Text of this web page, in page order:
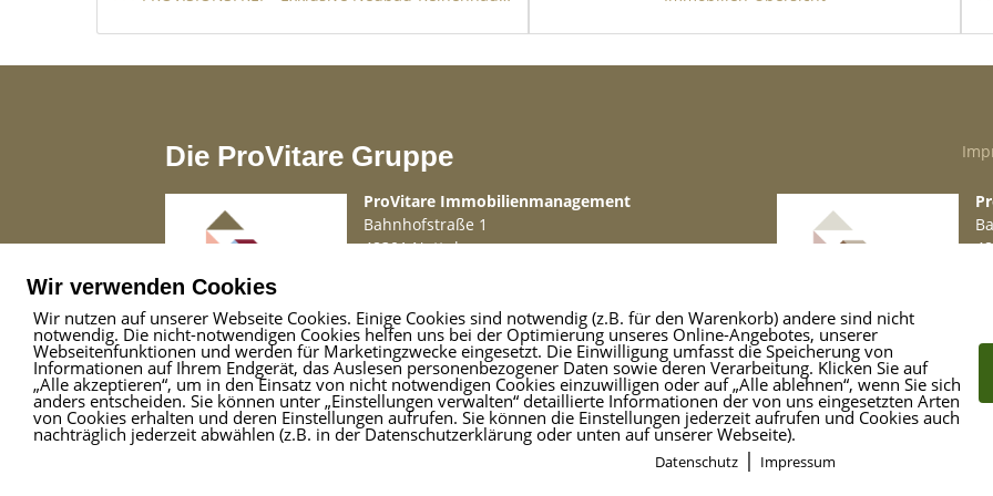
noch heute die Details dieser Reihenhäuser genauer an. Moderne Aspekte und höchste
Energiestandards sind gepaart mit rustikalen Hinguckern, zum Beispiel durch das
Nutzen der zu Teilen verbauten Klinkerfassade. Die verbauten Gauben sorgen für
maximale Effektivität in der Ausnutzung der Ihnen gegeben Räumlichkeiten.
Sonstiges
Wir sind vom Bauträger mit dem Verkauf des Projektes Hüllenkamp 129 in 22149
Hamburg beauftragt worden.
Die Objektbeschreibung beruht ganz oder zum Teil auf Angaben des Bauträgers. Für
die Richtigkeit oder Vollständigkeit übernehmen wir keine Gewähr. Die
Die ProVitare Gruppe
ProVitare Immobilienmanagement
Bahnhofstraße 1
48301 Nottuln
Kirsten Deggim Marketing & Design
Wir verwenden Cookies
Wir nutzen auf unserer Webseite Cookies. Einige Cookies sind notwendig (z.B. für den Warenkorb) andere sind nicht
notwendig. Die nicht-notwendigen Cookies helfen uns bei der Optimierung unseres Online-Angebotes, unserer
Webseitenfunktionen und werden für Marketingzwecke eingesetzt. Die Einwilligung umfasst die Speicherung von
Informationen auf Ihrem Endgerät, das Auslesen personenbezogener Daten sowie deren Verarbeitung. Klicken Sie auf
„Alle akzeptieren“, um in den Einsatz von nicht notwendigen Cookies einzuwilligen oder auf „Alle ablehnen“, wenn Sie sich
anders entscheiden. Sie können unter „Einstellungen verwalten“ detaillierte Informationen der von uns eingesetzten Arten
von Cookies erhalten und deren Einstellungen aufrufen. Sie können die Einstellungen jederzeit aufrufen und Cookies auch
nachträglich jederzeit abwählen (z.B. in der Datenschutzerklärung oder unten auf unserer Webseite).
Datenschutz| Impressum